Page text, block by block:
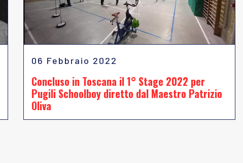
06 Febbraio 2022
Concluso in Toscana il 1° Stage 2022 per
Pugili Schoolboy diretto dal Maestro Patrizio
Oliva